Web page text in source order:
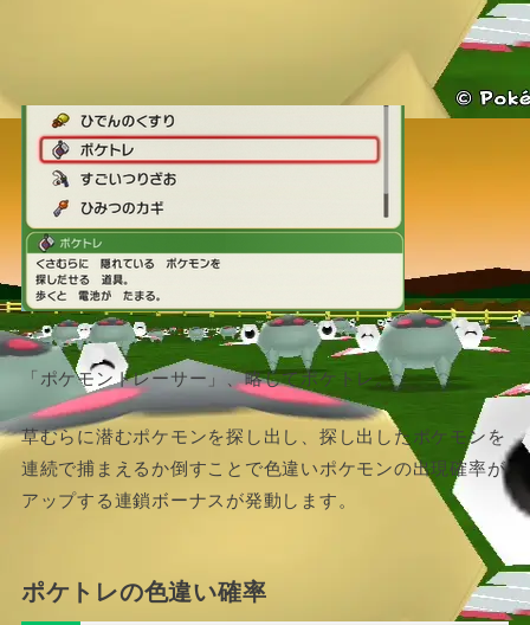
「ポケモントレーサー」、略してポケトレ。
草むらに潜むポケモンを探し出し、探し出したポケモンを
連続で捕まえるか倒すことで色違いポケモンの出現確率が
アップする連鎖ボーナスが発動します。
ポケトレの色違い確率